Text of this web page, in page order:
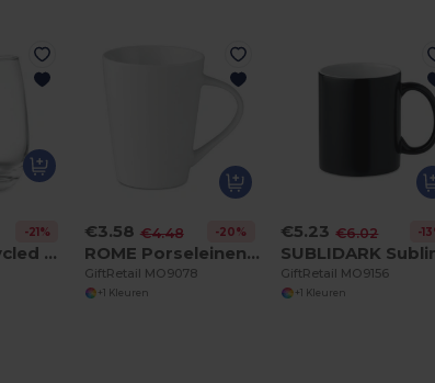
-21%
DILLY Gerecycled glas 420 ml
€3.58 €4.48 -20%
ROME Porseleinen mok 250 ml
GiftRetail MO9078
+1 Kleuren
€5.23 €6.02 -
GiftRetail MO9156
+1 Kleuren